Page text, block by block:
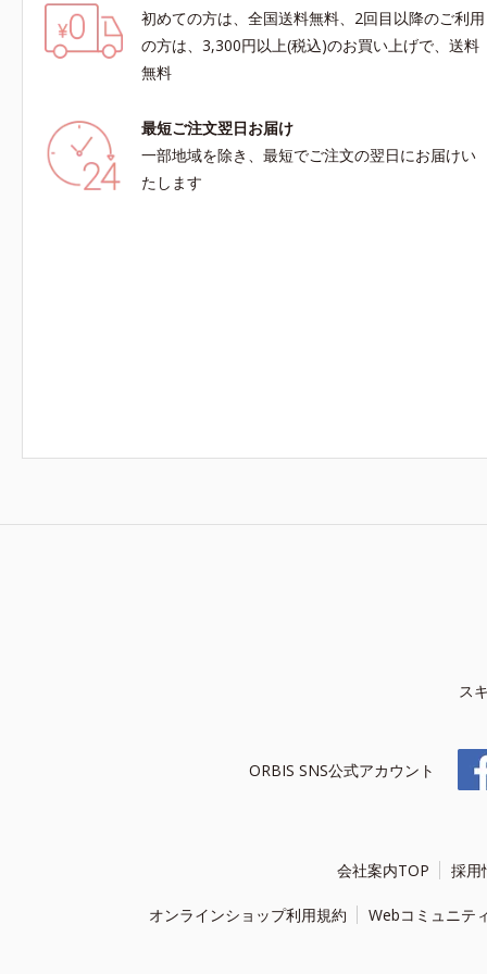
初めての方は、全国送料無料、2回目以降のご利用
の方は、3,300円以上(税込)のお買い上げで、送料
無料
最短ご注文翌日お届け
一部地域を除き、最短でご注文の翌日にお届けい
たします
ス
ORBIS SNS公式アカウント
会社案内TOP 採用
オンラインショップ利用規約 Webコミュニテ